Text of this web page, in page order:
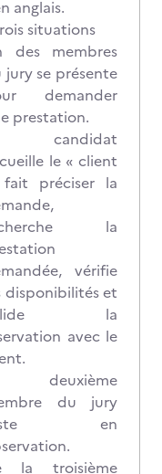
anglais.
situations
des membres
jury se présente
demander
prestation.
candidat
le « client
préciser la
la
vérifie
disponibilités et
la
avec le
deuxième
du jury
en
la troisième